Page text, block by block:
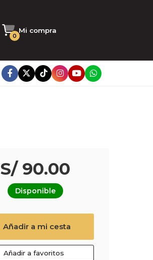
Mi compra
0
S/ 90.00
Disponible
Añadir a mi cesta
Añadir a favoritos